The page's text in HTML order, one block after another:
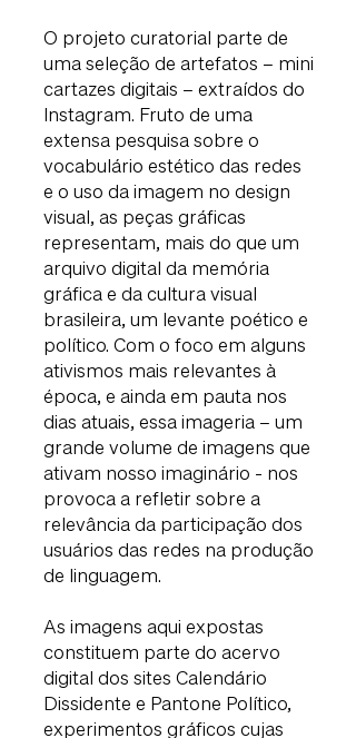
O projeto curatorial parte de
uma seleção de artefatos – mini
cartazes digitais – extraídos do
Instagram. Fruto de uma
extensa pesquisa sobre o
vocabulário estético das redes
e o uso da imagem no design
visual, as peças gráficas
representam, mais do que um
arquivo digital da memória
gráfica e da cultura visual
brasileira, um levante poético e
político. Com o foco em alguns
ativismos mais relevantes à
época, e ainda em pauta nos
dias atuais, essa imageria – um
grande volume de imagens que
ativam nosso imaginário - nos
provoca a refletir sobre a
relevância da participação dos
usuários das redes na produção
de linguagem.
As imagens aqui expostas
constituem parte do acervo
digital dos sites Calendário
Dissidente e Pantone Político,
experimentos gráficos cujas